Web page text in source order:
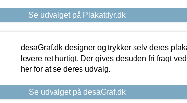
Se udvalget på Plakatdyr.dk
desaGraf.dk designer og trykker selv deres
levere ret hurtigt. Der gives desuden fri fragt
her for at se deres udvalg.
Se udvalget på desaGraf.dk